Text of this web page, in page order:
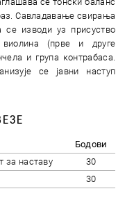
Савладавање свирања
се изводи уз присуство
виолина (прве и друге
и група контрабаса.
се јавни наступ
Бодови
за наставу
30
30